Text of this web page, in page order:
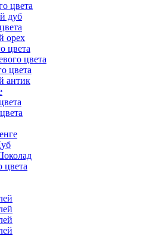
цвета
дуб
орех
цвета
цвета
цвета
антик
цвета